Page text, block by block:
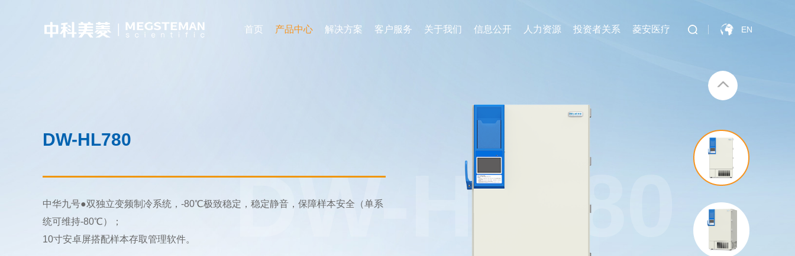
EN
首页 产品中心 解决方案 客户服务 关于我们 信息公开 人力资源 投资者关系 菱安医疗
DW-HL780
DW-HL780
中华九号●双独立变频制冷系统，-80℃极致稳定，稳定静音，保障样本安全（单系
统可维持-80℃）；
10寸安卓屏搭配样本存取管理软件。